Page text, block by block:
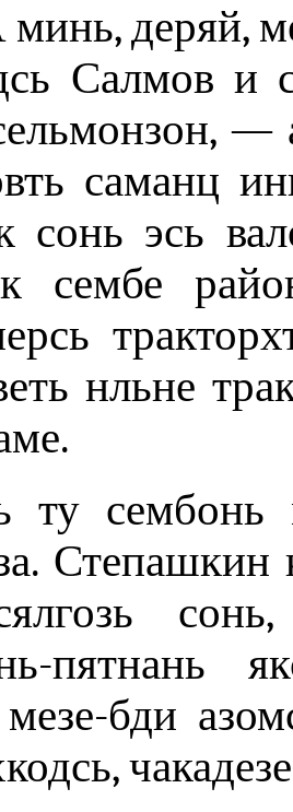
деряй,
Салмов и
—
саманц
сонь эсь
сембе
нльне
ту сембонь
Степашкин
пятнань
мезе-бди